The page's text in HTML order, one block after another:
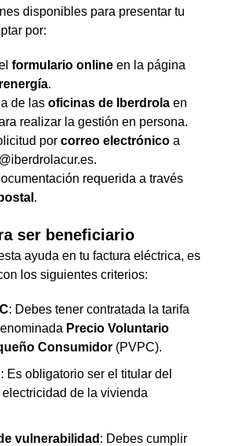
disponibles para presentar tu
por:
formulario online en la página
.
de las oficinas de Iberdrola en
realizar la gestión en persona.
por correo electrónico a
requerida a través
.
ser beneficiario
ayuda en tu factura eléctrica, es
los siguientes criterios:
: Debes tener contratada la tarifa
Precio Voluntario
Consumidor (PVPC).
: Es obligatorio ser el titular del
de la vivienda
vulnerabilidad : Debes cumplir